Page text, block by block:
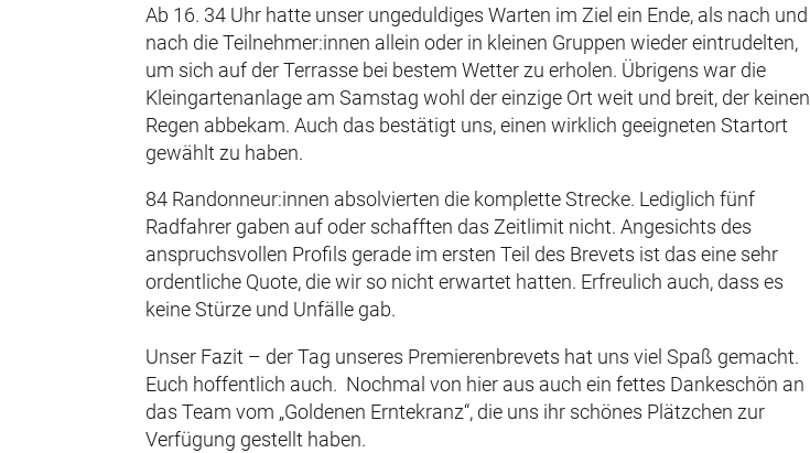
Ab 16. 34 Uhr hatte unser ungeduldiges Warten im Ziel ein Ende, als nach und
nach die Teilnehmer:innen allein oder in kleinen Gruppen wieder eintrudelten,
um sich auf der Terrasse bei bestem Wetter zu erholen. Übrigens war die
Kleingartenanlage am Samstag wohl der einzige Ort weit und breit, der keinen
Regen abbekam. Auch das bestätigt uns, einen wirklich geeigneten Startort
gewählt zu haben.
84 Randonneur:innen absolvierten die komplette Strecke. Lediglich fünf
Radfahrer gaben auf oder schafften das Zeitlimit nicht. Angesichts des
anspruchsvollen Profils gerade im ersten Teil des Brevets ist das eine sehr
ordentliche Quote, die wir so nicht erwartet hatten. Erfreulich auch, dass es
keine Stürze und Unfälle gab.
Unser Fazit – der Tag unseres Premierenbrevets hat uns viel Spaß gemacht.
Euch hoffentlich auch. Nochmal von hier aus auch ein fettes Dankeschön an
das Team vom „Goldenen Erntekranz“, die uns ihr schönes Plätzchen zur
Verfügung gestellt haben.